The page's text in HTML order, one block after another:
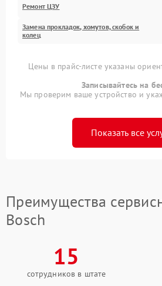
Ремонт ЦЗУ
Замена прокладок, хомутов, скобок и
колец
Цены в прайс-листе указаны
Записывайтесь на
Мы проверим ваше устройство и
Показать все
Преимущества
Bosch
15
сотрудников в штате